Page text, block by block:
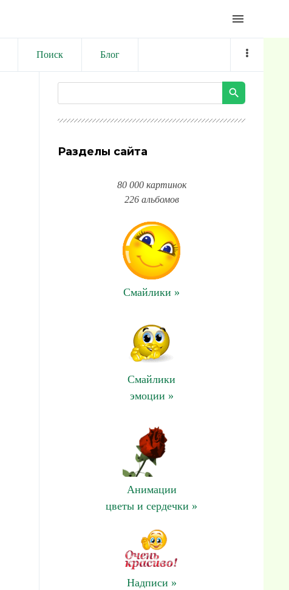
menu
Поиск Блог
Разделы сайта
80 000 картинок
226 альбомов
Смайлики »
Смайлики
эмоции »
Анимации
цветы и сердечки »
Надписи »